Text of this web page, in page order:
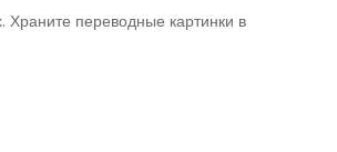
Храните переводные картинки в